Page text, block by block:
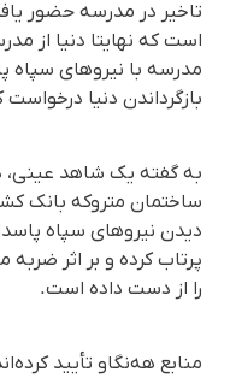
تاخیر در مدرسە حضور
است کە نهایتا دنیا از
مدرسه با نیروهای سپاه
بازگرداندن دنیا
به گفته یک شاهد عینی،
ساختمان متروکە بانک
دیدن نیروهای سپاه
پرتاب کرده و بر اثر
را از دست داده است.